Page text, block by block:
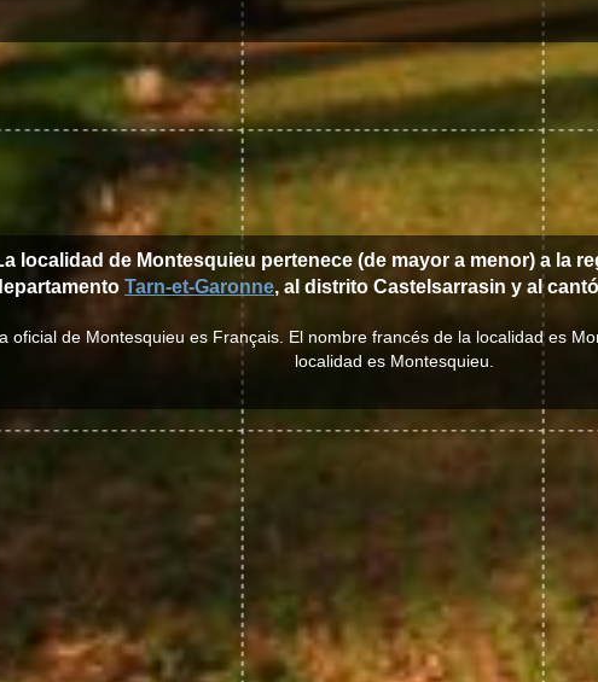
localidad de Montesquieu pertenece (de mayor a menor) a la
Tarn-et-Garonne, al distrito Castelsarrasin y al
oficial de Montesquieu es Français. El nombre francés de la localidad es
localidad es Montesquieu.